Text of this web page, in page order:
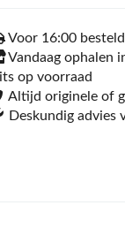
Voor 16:00
Vandaag ophalen
op voorraad
Altijd originele of
Deskundig advies